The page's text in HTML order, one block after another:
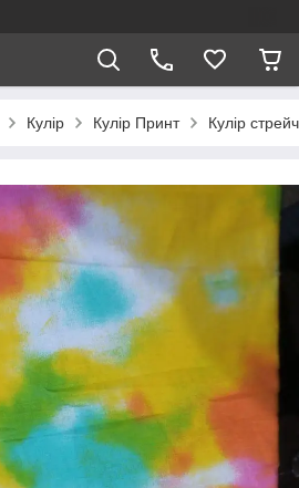
Кулір Кулір Принт Кулір